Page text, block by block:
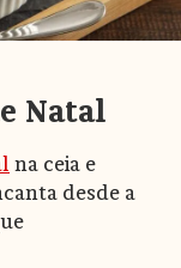
Natal
na ceia e
desde a